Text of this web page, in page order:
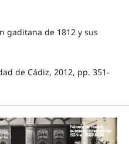
gaditana de 1812 y sus
de Cádiz, 2012, pp. 351-